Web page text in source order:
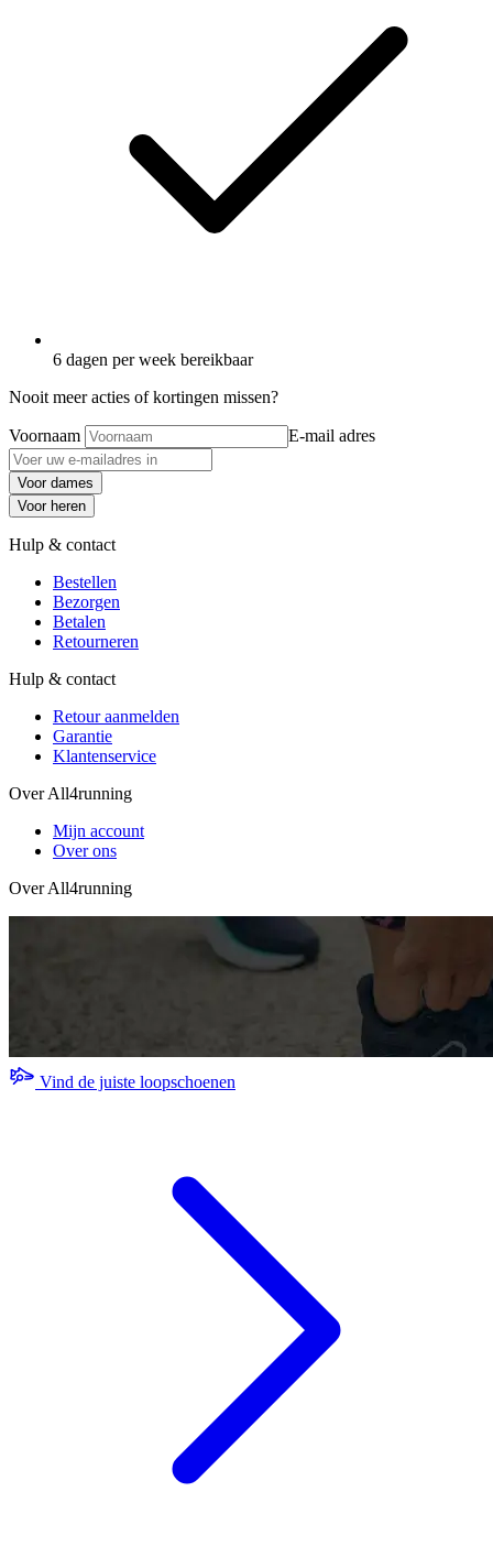
6 dagen per week bereikbaar
Nooit meer acties of kortingen missen?
Voornaam E-mail adres
Voor dames
Voor heren
Hulp & contact
Bestellen
Bezorgen
Betalen
Retourneren
Hulp & contact
Retour aanmelden
Garantie
Klantenservice
Over All4running
Mijn account
Over ons
Over All4running
Vind de juiste loopschoenen